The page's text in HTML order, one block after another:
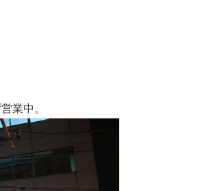
業中。